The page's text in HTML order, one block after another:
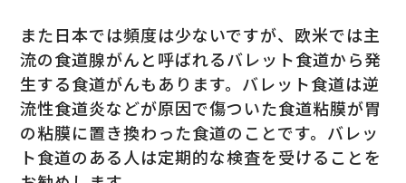
また日本では頻度は少ないですが、欧米では主
流の食道腺がんと呼ばれるバレット食道から発
生する食道がんもあります。バレット食道は逆
流性食道炎などが原因で傷ついた食道粘膜が胃
の粘膜に置き換わった食道のことです。バレッ
ト食道のある人は定期的な検査を受けることを